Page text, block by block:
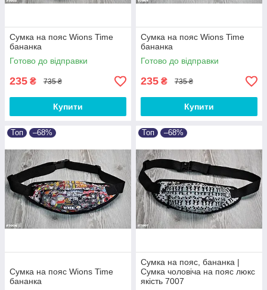
Сумка на пояс Wions Time
бананка
Готово до відправки
235 ₴ 735 ₴
Купити
Сумка на пояс Wions Time
бананка
Готово до відправки
235 ₴ 735 ₴
Купити
Топ –68%
Сумка на пояс Wions Time
бананка
Топ –68%
Сумка на пояс, бананка |
Сумка чоловіча на пояс люкс
якість 7007